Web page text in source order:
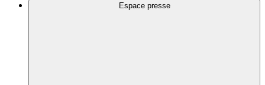
Espace presse